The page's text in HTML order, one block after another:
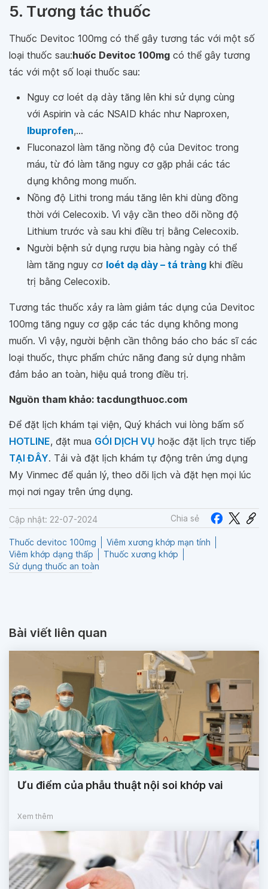
5. Tương tác thuốc
Thuốc Devitoc 100mg có thể gây tương tác với một số
loại thuốc sau:huốc Devitoc 100mg có thể gây tương
tác với một số loại thuốc sau:
Nguy cơ loét dạ dày tăng lên khi sử dụng cùng
với Aspirin và các NSAID khác như Naproxen,
Ibuprofen,...
Fluconazol làm tăng nồng độ của Devitoc trong
máu, từ đó làm tăng nguy cơ gặp phải các tác
dụng không mong muốn.
Nồng độ Lithi trong máu tăng lên khi dùng đồng
thời với Celecoxib. Vì vậy cần theo dõi nồng độ
Lithium trước và sau khi điều trị bằng Celecoxib.
Người bệnh sử dụng rượu bia hàng ngày có thể
làm tăng nguy cơ loét dạ dày – tá tràng khi điều
trị bằng Celecoxib.
Tương tác thuốc xảy ra làm giảm tác dụng của Devitoc
100mg tăng nguy cơ gặp các tác dụng không mong
muốn. Vì vậy, người bệnh cần thông báo cho bác sĩ các
loại thuốc, thực phẩm chức năng đang sử dụng nhằm
đảm bảo an toàn, hiệu quả trong điều trị.
Nguồn tham khảo: tacdungthuoc.com
Để đặt lịch khám tại viện, Quý khách vui lòng bấm số
HOTLINE, đặt mua GÓI DỊCH VỤ hoặc đặt lịch trực tiếp
TẠI ĐÂY. Tải và đặt lịch khám tự động trên ứng dụng
My Vinmec để quản lý, theo dõi lịch và đặt hẹn mọi lúc
mọi nơi ngay trên ứng dụng.
Cập nhật: 22-07-2024 Chia sẻ
Thuốc devitoc 100mg
Viêm xương khớp mạn tính
Viêm khớp dạng thấp
Thuốc xương khớp
Sử dụng thuốc an toàn
Bài viết liên quan
Ưu điểm của phẫu thuật nội soi khớp vai
Xem thêm